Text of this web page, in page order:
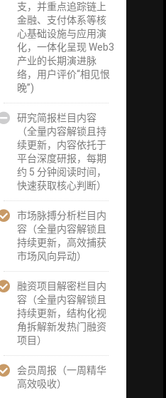
支，并重点追踪链上
金融、支付体系等核
心基础设施与应用演
化，一体化呈现 Web3
产业的长期演进脉
络，用户评价“相见恨
晚”)
研究简报栏目内容
（全量内容解锁且持
续更新，内容依托于
平台深度研报，每期
约 5 分钟阅读时间，
快速获取核心判断）
市场脉搏分析栏目内
容（全量内容解锁且
持续更新，高效捕获
市场风向异动）
融资项目解密栏目内
容（全量内容解锁且
持续更新，结构化视
角拆解新发热门融资
项目）
会员周报（一周精华
高效吸收）
机构增强研究
包（在每期研
报基础上，进
一步提供一页
纸格局图、机
结构化数据集
与定向持续追
踪数据库，将
研报内容沉淀
为可复用、可
复核、可持续
追踪的机构级
定制化研究服
务（2次，课
题/选题经审
业内享有盛誉
的研究团队为
你开展专项研
究，并交付两
份完整研究报
重点研究方向
前瞻栏目（获